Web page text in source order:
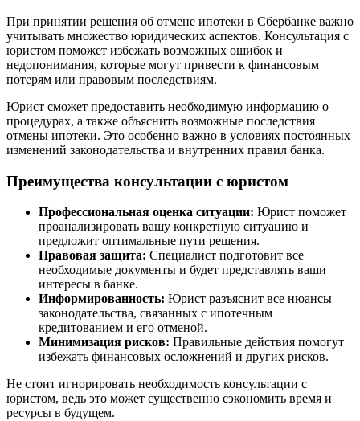
При принятии решения об отмене ипотеки в Сбербанке важно
учитывать множество юридических аспектов. Консультация с
юристом поможет избежать возможных ошибок и
недопонимания, которые могут привести к финансовым
потерям или правовым последствиям.
Юрист сможет предоставить необходимую информацию о
процедурах, а также объяснить возможные последствия
отмены ипотеки. Это особенно важно в условиях постоянных
изменений законодательства и внутренних правил банка.
Преимущества консультации с юристом
Профессиональная оценка ситуации: Юрист поможет
проанализировать вашу конкретную ситуацию и
предложит оптимальные пути решения.
Правовая защита: Специалист подготовит все
необходимые документы и будет представлять ваши
интересы в банке.
Информированность: Юрист разъяснит все нюансы
законодательства, связанных с ипотечным
кредитованием и его отменой.
Минимизация рисков: Правильные действия помогут
избежать финансовых осложнений и других рисков.
Не стоит игнорировать необходимость консультации с
юристом, ведь это может существенно сэкономить время и
ресурсы в будущем.